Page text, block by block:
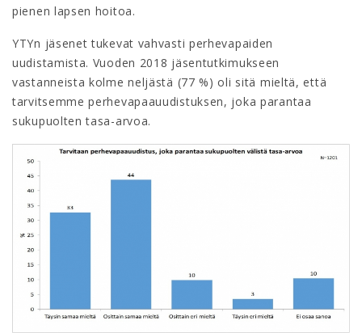
pienen lapsen hoitoa.
YTYn jäsenet tukevat vahvasti perhevapaiden
uudistamista. Vuoden 2018 jäsentutkimukseen
vastanneista kolme neljästä (77 %) oli sitä mieltä, että
tarvitsemme perhevapaauudistuksen, joka parantaa
sukupuolten tasa-arvoa.